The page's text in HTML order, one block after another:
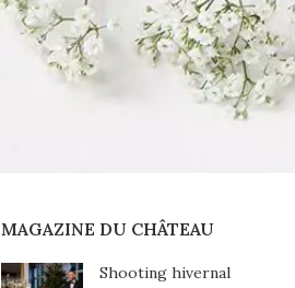
MAGAZINE DU CHÂTEAU
Shooting hivernal